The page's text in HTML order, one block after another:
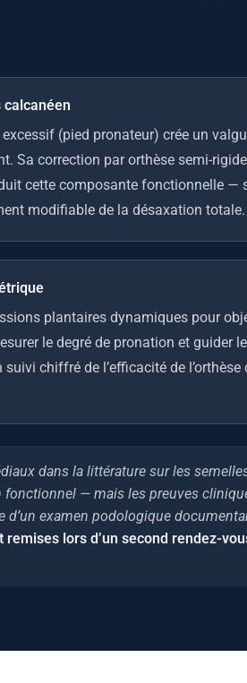
calcanéen
(pied pronateur) crée un
Sa correction par orthèse semi-rigide
cette composante fonctionnelle —
modifiable de la désaxation totale.
plantaires dynamiques pour
le degré de pronation et guider le
chiffré de l’efficacité de l’orthèse
dans la littérature sur les
— mais les preuves
examen podologique
remises lors d’un second rendez-